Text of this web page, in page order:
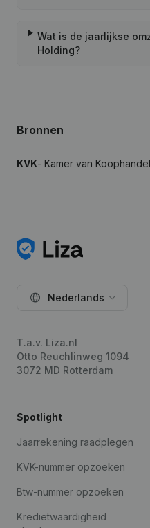
Wat is de jaarlijkse
Holding?
Bronnen
KVK- Kamer van Koophandel
Nederlands
T.a.v. Liza.nl
Otto Reuchlinweg 1094
3072 MD Rotterdam
Spotlight
Jaarrekening raadplegen
KVK-nummer opzoeken
Btw-nummer opzoeken
Kredietwaardigheid